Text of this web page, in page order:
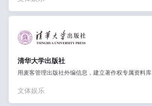
清华大学出版社
用麦客管理出版社外编信息，建立著作权专属资料库
文体娱乐